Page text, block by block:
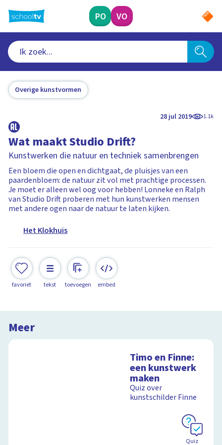
naar
hoofdinhoud
PO VO
Overige kunstvormen
28 jul 2019 1.1k
Wat maakt Studio Drift?
Kunstwerken die natuur en techniek samenbrengen
Een bloem die open en dichtgaat, de pluisjes van een
paardenbloem: de natuur zit vol met prachtige processen.
Je moet er alleen wel oog voor hebben! Lonneke en Ralph
van Studio Drift proberen met hun kunstwerken mensen
met andere ogen naar de natuur te laten kijken.
Het Klokhuis
favoriet tekst toevoegen embed
Meer
Timo en Finne:
een kunstwerk
maken
Quiz over
kunstschilder Finne
Quiz